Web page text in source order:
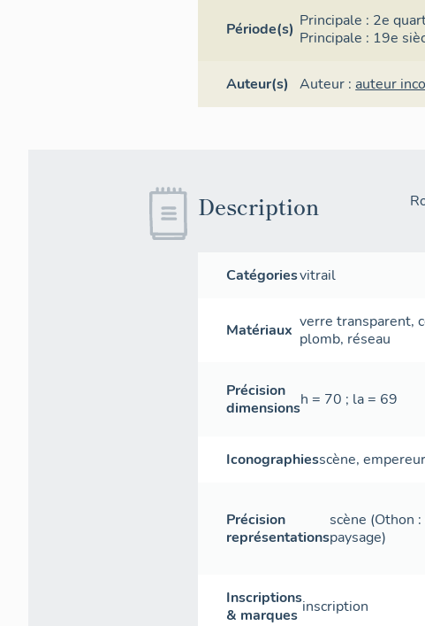
Période(s) Principale : 2e
Principale : 19e
Auteur(s) Auteur : auteur
Description
Catégoriesvitrail
Matériaux verre transparent,
plomb, réseau
Précision
dimensionsh = 70 ; la = 69
Iconographiesscène, empereur
Précision
représentations
scène (Othon
paysage)
Inscriptions
& marques inscription